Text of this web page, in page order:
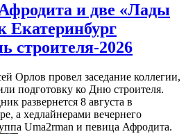
и две «Лады
Екатеринбург
строителя-2026
Орлов провел заседание коллегии,
подготовку ко Дню строителя.
развернется 8 августа в
а хедлайнерами вечернего
Uma2rman и певица Афродита.